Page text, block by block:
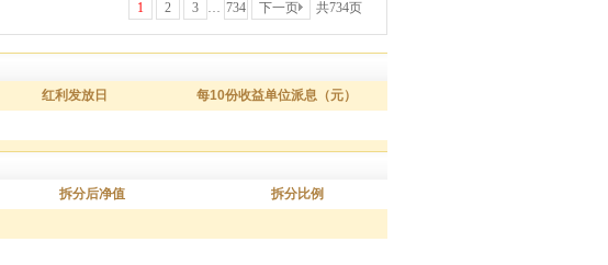
1 2 3 734 下一页 共734页
红利发放日 每10份收益单位派息（元）
拆分后净值 拆分比例